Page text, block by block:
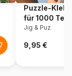
Puzzle-
für 1000
Jig & Puz